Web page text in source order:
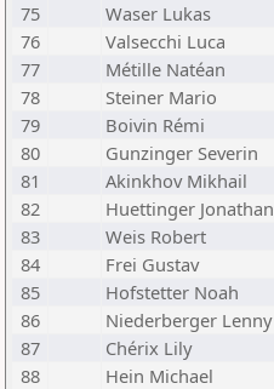
75
Waser Lukas
76
Valsecchi Luca
77
Métille Natéan
78
Steiner Mario
79
Boivin Rémi
80
Gunzinger Severin
81
Akinkhov Mikhail
82
Huettinger Jonathan
83
Weis Robert
84
Frei Gustav
85
Hofstetter Noah
86
Niederberger Lenny
87
Chérix Lily
88
Hein Michael